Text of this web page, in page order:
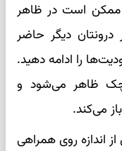
ممکن است در ظاهر
دیگر حاضر
را ادامه دهید.
ظاهر می‌شود و
می‌کند.
اندازه روی همراهی